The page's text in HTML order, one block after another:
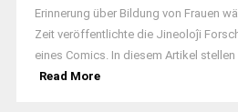
Erinnerung über Bildung von Frauen
Zeit veröffentlichte die Jineoloĵi
eines Comics. In diesem Artikel stellen
Read More